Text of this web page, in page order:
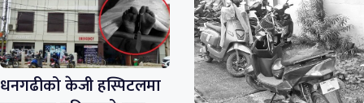
धनगढीको केजी हस्पिटलमा